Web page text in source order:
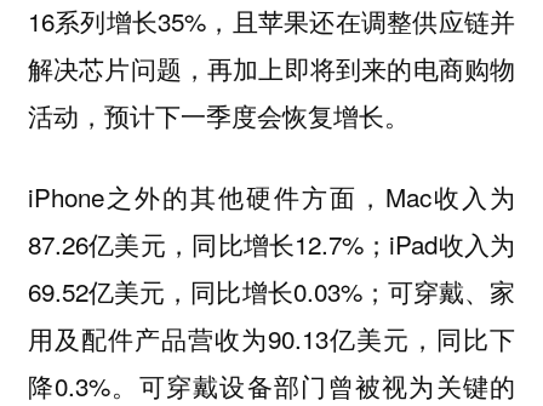
16系列增长35%，且苹果还在调整供应链并
解决芯片问题，再加上即将到来的电商购物
活动，预计下一季度会恢复增长。
iPhone之外的其他硬件方面，Mac收入为
87.26亿美元，同比增长12.7%；iPad收入为
69.52亿美元，同比增长0.03%；可穿戴、家
用及配件产品营收为90.13亿美元，同比下
降0.3%。可穿戴设备部门曾被视为关键的